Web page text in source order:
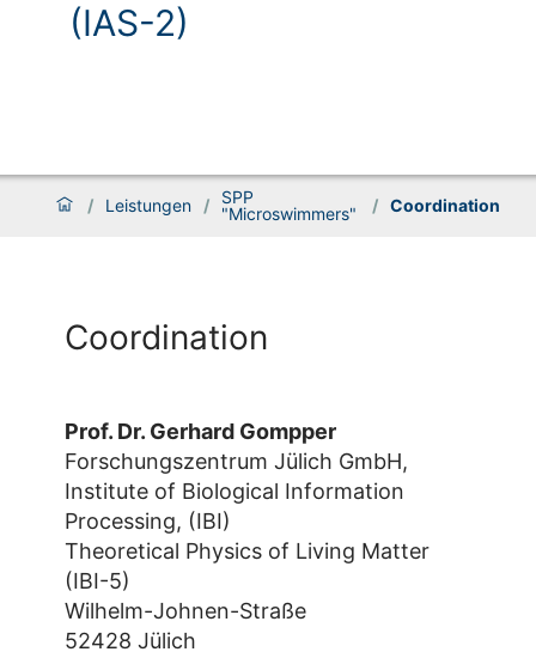
(IAS-2)
/ Leistungen /
SPP
"Microswimmers"
/ Coordination
Coordination
Prof. Dr. Gerhard Gompper
Forschungszentrum Jülich GmbH,
Institute of Biological Information
Processing, (IBI)
Theoretical Physics of Living Matter
(IBI-5)
Wilhelm-Johnen-Straße
52428 Jülich